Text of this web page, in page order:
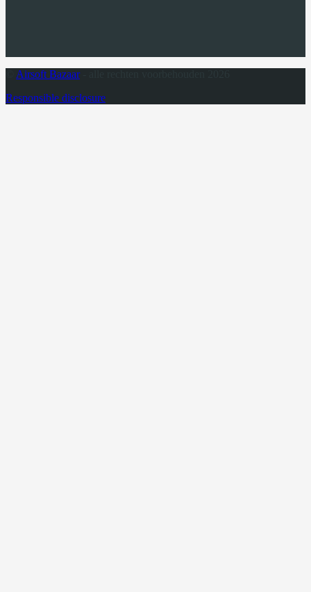
Airsoft Bazaar- alle rechten voorbehouden 2026
Responsible disclosure